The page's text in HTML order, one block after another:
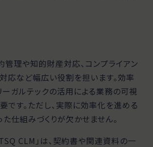
管理や知的財産対応、コンプライアン
対応など幅広い役割を担います。効率
ーガルテックの活用による業務の可視
です。ただし、実際に効率化を進める
仕組みづくりが欠かせません。
CLM」は、契約書や関連資料の一